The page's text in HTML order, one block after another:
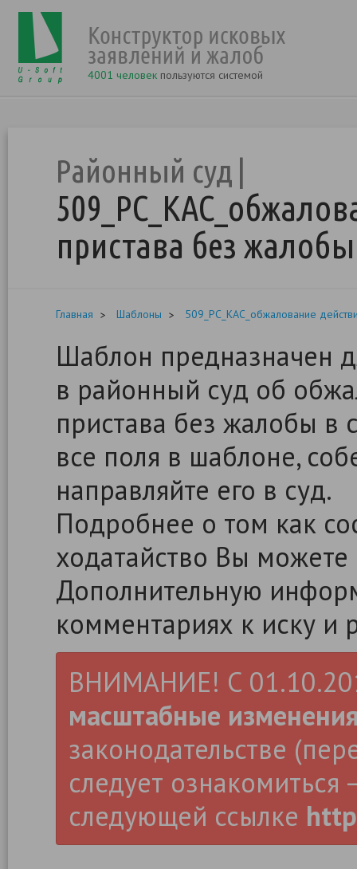
4001 человек пользуются системой
Районный суд
пристава без жалобы
Главная Шаблоны 509_РС_КАС_обжалование
Шаблон предназначен
в районный суд об
пристава без жалобы в
все поля в шаблоне,
направляйте его в суд.
Подробнее о том как
ходатайство Вы
Дополнительную
комментариях к иску и
ВНИМАНИЕ! С
масштабные
законодательстве
следует ознакомиться
следующей ссылке